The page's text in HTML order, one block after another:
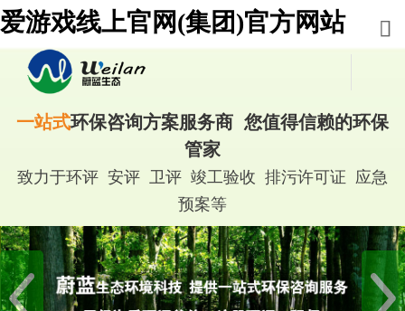
爱游戏线上官网(集团)官方网站
一站式环保咨询方案服务商 您值得信赖的环保
管家
致力于环评 安评 卫评 竣工验收 排污许可证 应急
预案等